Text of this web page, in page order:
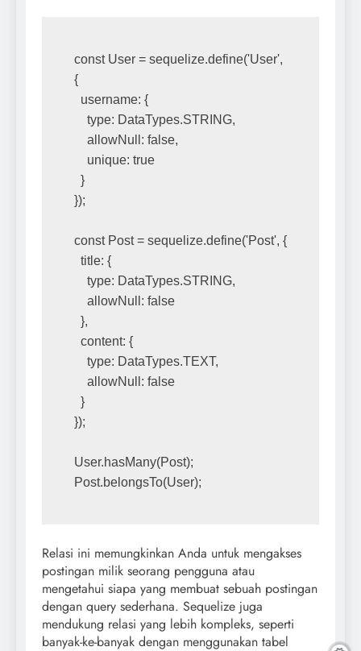
const User = sequelize.define('User',
{
  username: {
    type: DataTypes.STRING,
    allowNull: false,
    unique: true
  }
});
const Post = sequelize.define('Post', {
  title: {
    type: DataTypes.STRING,
    allowNull: false
  },
  content: {
    type: DataTypes.TEXT,
    allowNull: false
  }
});
User.hasMany(Post);
Post.belongsTo(User);
Relasi ini memungkinkan Anda untuk mengakses
postingan milik seorang pengguna atau
mengetahui siapa yang membuat sebuah postingan
dengan query sederhana. Sequelize juga
mendukung relasi yang lebih kompleks, seperti
banyak-ke-banyak dengan menggunakan tabel